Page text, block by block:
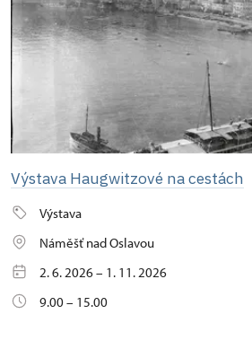
Výstava Haugwitzové na cestách
Výstava
Náměšť nad Oslavou
2. 6. 2026 – 1. 11. 2026
9.00 – 15.00